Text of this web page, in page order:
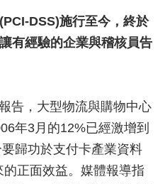
DSS)施行至今，終於
有經驗的企業與稽核員告
，大型物流與購物中心
年3月的12%已經激增到
歸功於支付卡產業資料
正面效益。媒體報導指